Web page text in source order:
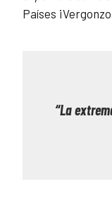
Países
“La